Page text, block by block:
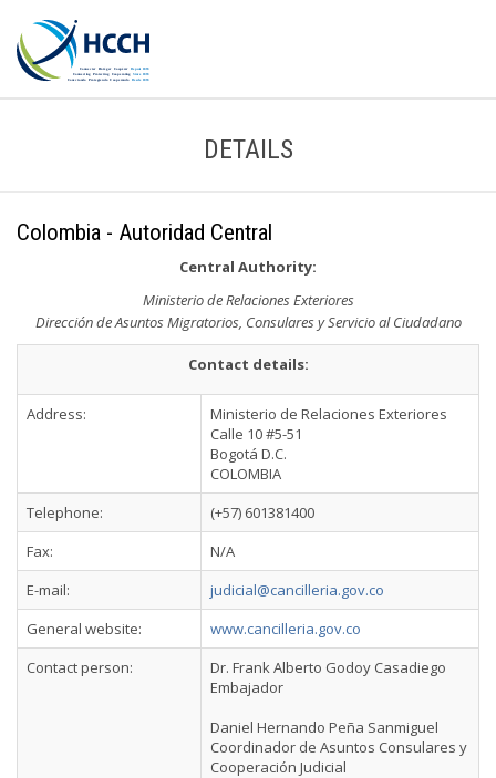
DETAILS
Colombia - Autoridad Central
Central Authority:
Ministerio de Relaciones Exteriores
Dirección de Asuntos Migratorios, Consulares y Servicio al Ciudadano
Contact details:
Address:
Ministerio de Relaciones Exteriores
Calle 10 #5-51
Bogotá D.C.
COLOMBIA
Telephone:
(+57) 601381400
Fax:
N/A
E-mail:
judicial@cancilleria.gov.co
General website:
www.cancilleria.gov.co
Contact person:
Dr. Frank Alberto Godoy Casadiego
Embajador
Daniel Hernando Peña Sanmiguel
Coordinador de Asuntos Consulares y
Cooperación Judicial